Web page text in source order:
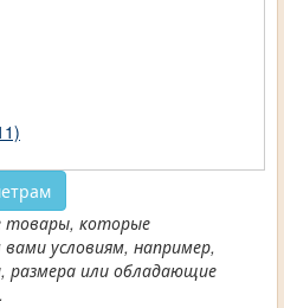
товары, которые
условиям, например,
размера или обладающие